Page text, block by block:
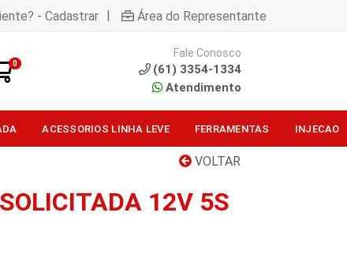
- Cadastrar | Área do Representante
0
Fale Conosco
(61) 3354-1334
Atendimento
ACESSORIOS LINHA LEVE FERRAMENTAS INJECAO
VOLTAR
12V 5S